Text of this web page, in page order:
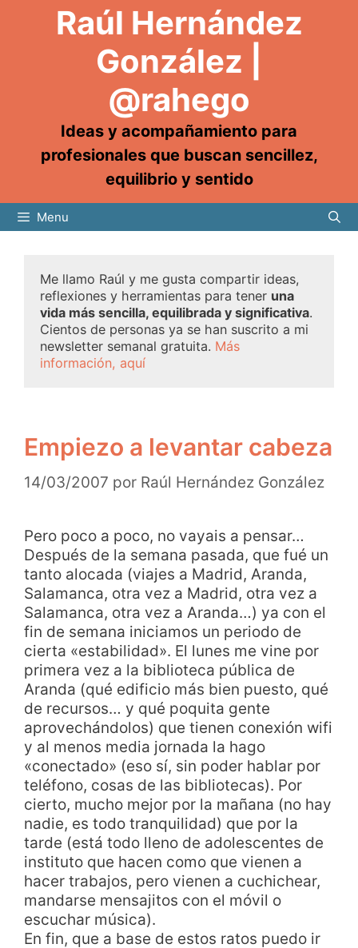
Raúl Hernández
González |
@rahego
Ideas y acompañamiento para
profesionales que buscan sencillez,
equilibrio y sentido
Menu
Me llamo Raúl y me gusta compartir ideas,
reflexiones y herramientas para tener una
vida más sencilla, equilibrada y significativa.
Cientos de personas ya se han suscrito a mi
newsletter semanal gratuita. Más
información, aquí
Empiezo a levantar cabeza
14/03/2007 por Raúl Hernández González
Pero poco a poco, no vayais a pensar…
Después de la semana pasada, que fué un
tanto alocada (viajes a Madrid, Aranda,
Salamanca, otra vez a Madrid, otra vez a
Salamanca, otra vez a Aranda…) ya con el
fin de semana iniciamos un periodo de
cierta «estabilidad». El lunes me vine por
primera vez a la biblioteca pública de
Aranda (qué edificio más bien puesto, qué
de recursos… y qué poquita gente
aprovechándolos) que tienen conexión wifi
y al menos media jornada la hago
«conectado» (eso sí, sin poder hablar por
teléfono, cosas de las bibliotecas). Por
cierto, mucho mejor por la mañana (no hay
nadie, es todo tranquilidad) que por la
tarde (está todo lleno de adolescentes de
instituto que hacen como que vienen a
hacer trabajos, pero vienen a cuchichear,
mandarse mensajitos con el móvil o
escuchar música).
En fin, que a base de estos ratos puedo ir